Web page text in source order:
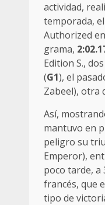
actividad,
temporada,
Authorized
grama,
Edition S.,
(G1), el
Zabeel), otra
Así,
mantuvo en
peligro su
Emperor),
poco tarde, a
francés, que
tipo de